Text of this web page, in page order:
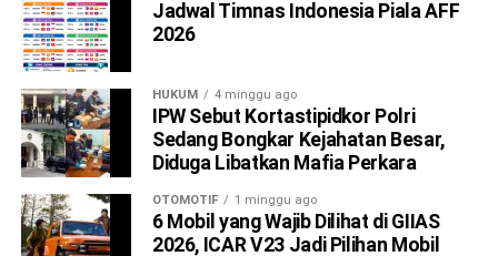
Jadwal Timnas Indonesia Piala AFF
2026
HUKUM 4 minggu ago
IPW Sebut Kortastipidkor Polri
Sedang Bongkar Kejahatan Besar,
Diduga Libatkan Mafia Perkara
OTOMOTIF 1 minggu ago
6 Mobil yang Wajib Dilihat di GIIAS
2026, ICAR V23 Jadi Pilihan Mobil